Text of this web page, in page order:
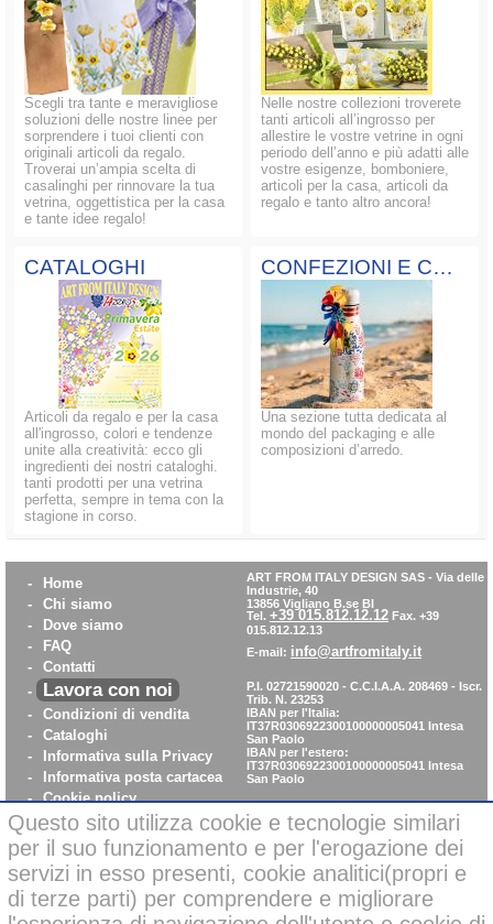
Scegli tra tante e meravigliose
soluzioni delle nostre linee per
sorprendere i tuoi clienti con
originali articoli da regalo.
Troverai un’ampia scelta di
casalinghi per rinnovare la tua
vetrina, oggettistica per la casa
e tante idee regalo!
Nelle nostre collezioni troverete
tanti articoli all’ingrosso per
allestire le vostre vetrine in ogni
periodo dell’anno e più adatti alle
vostre esigenze, bomboniere,
articoli per la casa, articoli da
regalo e tanto altro ancora!
CATALOGHI
Articoli da regalo e per la casa
all'ingrosso, colori e tendenze
unite alla creatività: ecco gli
ingredienti dei nostri cataloghi.
tanti prodotti per una vetrina
perfetta, sempre in tema con la
stagione in corso.
CONFEZIONI E COMPOSIZIONI
Una sezione tutta dedicata al
mondo del packaging e alle
composizioni d’arredo.
-
Home
-
Chi siamo
-
Dove siamo
-
FAQ
-
Contatti
-
Lavora con noi
-
Condizioni di vendita
-
Cataloghi
-
Informativa sulla Privacy
-
Informativa posta cartacea
- Cookie policy
- WhistleBlowing
Parità di Genere
ART FROM ITALY DESIGN SAS - Via delle
Industrie, 40
13856 Vigliano B.se BI
Tel. +39 015.812.12.12 Fax. +39
015.812.12.13
E-mail: info@artfromitaly.it
P.I. 02721590020 - C.C.I.A.A. 208469 - Iscr.
Trib. N. 23253
IBAN per l'Italia:
IT37R0306922300100000005041 Intesa
San Paolo
IBAN per l'estero:
IT37R0306922300100000005041 Intesa
San Paolo
Pagamenti sicuri con carta di credito on-line
Questo sito utilizza cookie e tecnologie similari
per il suo funzionamento e per l'erogazione dei
servizi in esso presenti, cookie analitici(propri e
di terze parti) per comprendere e migliorare